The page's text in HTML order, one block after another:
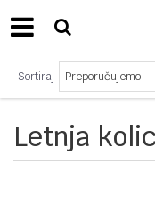
Letnja
Sortiraj